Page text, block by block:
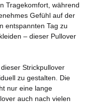
Tragekomfort, während
Gefühl auf der
entspannten Tag zu
– dieser Pullover
Strickpullover
zu gestalten. Die
nur eine lange
auch nach vielen